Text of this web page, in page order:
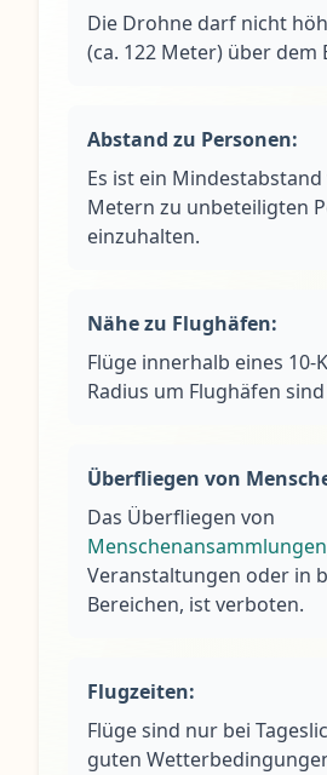
Die Drohne darf nicht
(ca. 122 Meter) über dem
Abstand zu Personen:
Es ist ein Mindestabstand
Metern zu unbeteiligten
einzuhalten.
Nähe zu Flughäfen:
Flüge innerhalb eines 10-
Radius um Flughäfen
Überfliegen von
Das Überfliegen von
Menschenansammlungen
Veranstaltungen oder in
Bereichen, ist verboten.
Flugzeiten:
Flüge sind nur bei
guten